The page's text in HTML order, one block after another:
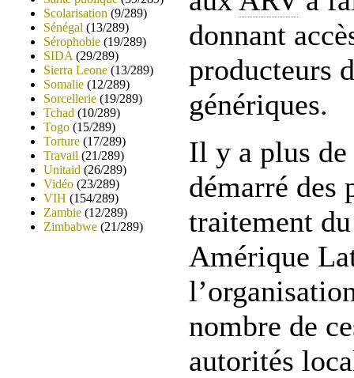
Scolarisation (9/289)
Sénégal (13/289)
Sérophobie (19/289)
SIDA (29/289)
Sierra Leone (13/289)
Somalie (12/289)
Sorcellerie (19/289)
Tchad (10/289)
Togo (15/289)
Torture (17/289)
Travail (21/289)
Unitaid (26/289)
Vidéo (23/289)
VIH (154/289)
Zambie (12/289)
Zimbabwe (21/289)
donnant
producteurs
génériques.
Il y a plus
démarré des
traitement
Amérique
nombre de
autorités